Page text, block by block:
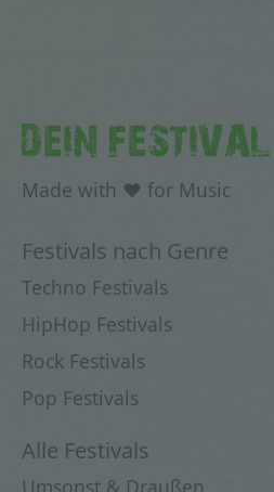
DEIN FESTIVAL
Made with ♥ for Music
Festivals nach Genre
Techno Festivals
HipHop Festivals
Rock Festivals
Pop Festivals
Alle Festivals
Umsonst & Draußen